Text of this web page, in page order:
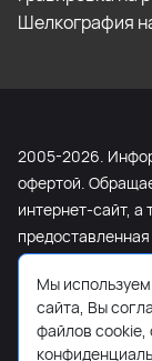
Шелкография
2005-2026.
офертой.
интернет-сайт, а
информационный
является
Статьи 437
Для получения
Мы
сайта, Вы
файлов cookie,